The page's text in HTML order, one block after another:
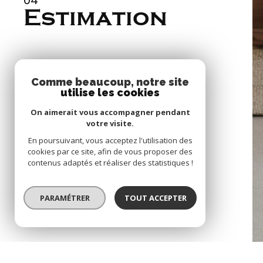
Estimation
05
Contact
Se
espace
© 2022 Tous droits réservés Traduction
Comme beaucoup, notre site
utilise les cookies
On aimerait vous accompagner pendant
votre visite.
En poursuivant, vous acceptez l'utilisation des
cookies par ce site, afin de vous proposer des
contenus adaptés et réaliser des statistiques !
PARAMÉTRER TOUT ACCEPTER